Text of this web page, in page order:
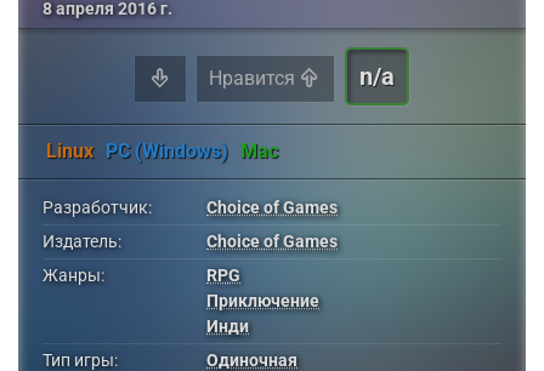
8 апреля 2016 г.
Нравится n/a
Linux PC (Windows) Mac
Разработчик:
Choice of Games
Издатель:
Choice of Games
Жанры:
RPG
Приключение
Инди
Тип игры:
Одиночная